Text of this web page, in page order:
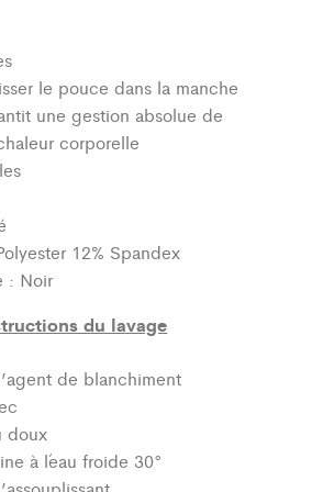
le pouce dans la manche
une gestion absolue de
corporelle
12% Spandex
: Noir
du lavage
de blanchiment
doux
à l´eau froide 30°